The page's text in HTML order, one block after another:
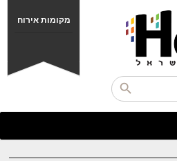
מקומות אירוח